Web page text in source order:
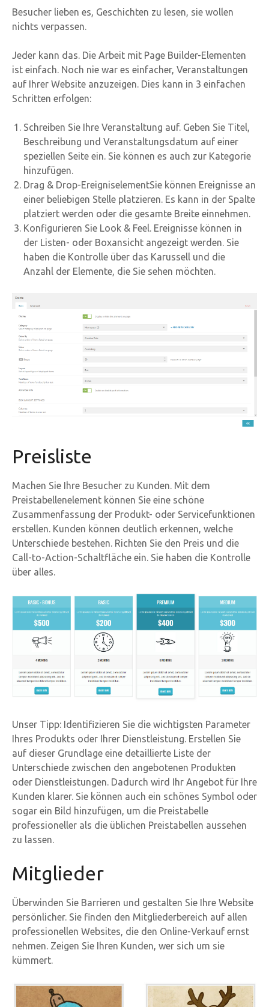
Besucher lieben es, Geschichten zu lesen, sie wollen
nichts verpassen.
Jeder kann das. Die Arbeit mit Page Builder-Elementen
ist einfach. Noch nie war es einfacher, Veranstaltungen
auf Ihrer Website anzuzeigen. Dies kann in 3 einfachen
Schritten erfolgen:
Schreiben Sie Ihre Veranstaltung auf. Geben Sie Titel,
Beschreibung und Veranstaltungsdatum auf einer
speziellen Seite ein. Sie können es auch zur Kategorie
hinzufügen.
Drag & Drop-EreigniselementSie können Ereignisse an
einer beliebigen Stelle platzieren. Es kann in der Spalte
platziert werden oder die gesamte Breite einnehmen.
Konfigurieren Sie Look & Feel. Ereignisse können in
der Listen- oder Boxansicht angezeigt werden. Sie
haben die Kontrolle über das Karussell und die
Anzahl der Elemente, die Sie sehen möchten.
Preisliste
Machen Sie Ihre Besucher zu Kunden. Mit dem
Preistabellenelement können Sie eine schöne
Zusammenfassung der Produkt- oder Servicefunktionen
erstellen. Kunden können deutlich erkennen, welche
Unterschiede bestehen. Richten Sie den Preis und die
Call-to-Action-Schaltfläche ein. Sie haben die Kontrolle
über alles.
Unser Tipp: Identifizieren Sie die wichtigsten Parameter
Ihres Produkts oder Ihrer Dienstleistung. Erstellen Sie
auf dieser Grundlage eine detaillierte Liste der
Unterschiede zwischen den angebotenen Produkten
oder Dienstleistungen. Dadurch wird Ihr Angebot für Ihre
Kunden klarer. Sie können auch ein schönes Symbol oder
sogar ein Bild hinzufügen, um die Preistabelle
professioneller als die üblichen Preistabellen aussehen
zu lassen.
Mitglieder
Überwinden Sie Barrieren und gestalten Sie Ihre Website
persönlicher. Sie finden den Mitgliederbereich auf allen
professionellen Websites, die den Online-Verkauf ernst
nehmen. Zeigen Sie Ihren Kunden, wer sich um sie
kümmert.